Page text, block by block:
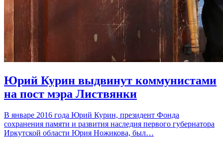
Юрий Курин выдвинут коммунистами
на пост мэра Листвянки
В январе 2016 года Юрий Курин, президент Фонда
сохранения памяти и развития наследия первого губернатора
Иркутской области Юрия Ножикова, был…